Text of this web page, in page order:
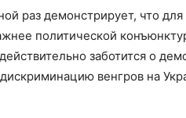
раз демонстрирует, что
политической
заботится о
венгров на